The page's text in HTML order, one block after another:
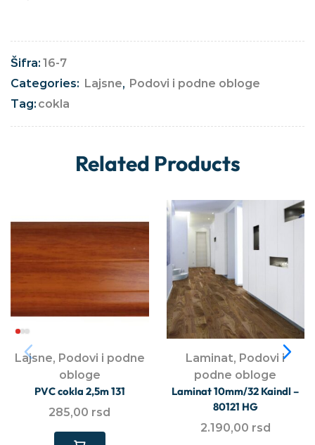
Šifra: 16-7
Categories: Lajsne, Podovi i podne obloge
Tag: cokla
Related Products
Lajsne, Podovi i podne
obloge
PVC cokla 2,5m 131
285,00 rsd
Laminat, Podovi i
podne obloge
Laminat 10mm/32 Kaindl –
80121 HG
2.190,00 rsd